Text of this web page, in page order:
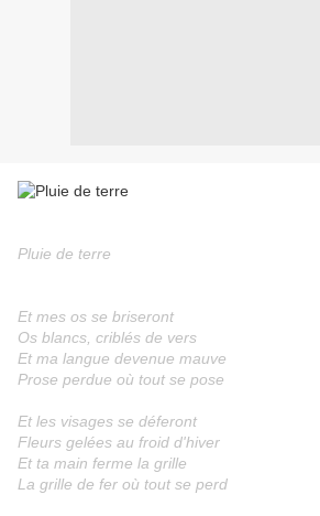
Pluie de terre
Et mes os se briseront
Os blancs, criblés de vers
Et ma langue devenue mauve
Prose perdue où tout se pose
Et les visages se déferont
Fleurs gelées au froid d'hiver
Et ta main ferme la grille
La grille de fer où tout se perd